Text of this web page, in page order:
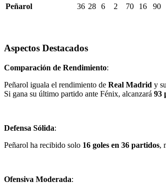
Peñarol
36 28 6 2 70 16 90
Aspectos Destacados
Comparación de Rendimiento:
Peñarol iguala el rendimiento de Real Madrid y
Si gana su último partido ante Fénix, alcanzará 93
Defensa Sólida:
Peñarol ha recibido solo 16 goles en 36 partidos,
Ofensiva Moderada: